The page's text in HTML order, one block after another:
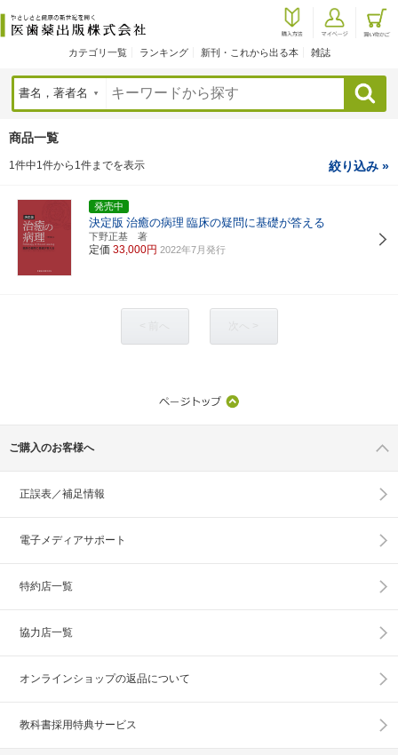
カテゴリ一覧 ランキング 新刊・これから出る本 雑誌
検索
商品一覧
1件中1件から1件までを表示 絞り込み »
発売中
決定版 治癒の病理 臨床の疑問に基礎が答える
下野正基 著
定価 33,000円 2022年7月発行
ご購入のお客様へ
正誤表／補足情報
電子メディアサポート
特約店一覧
協力店一覧
オンラインショップの返品について
教科書採用特典サービス